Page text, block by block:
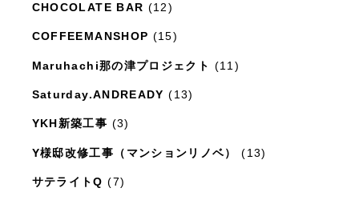
CHOCOLATE BAR (12)
COFFEEMANSHOP (15)
Maruhachi那の津プロジェクト (11)
Saturday.ANDREADY (13)
YKH新築工事 (3)
Y様邸改修工事（マンションリノベ） (13)
サテライトQ (7)